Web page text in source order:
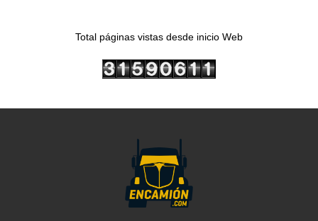
Total páginas vistas desde inicio Web